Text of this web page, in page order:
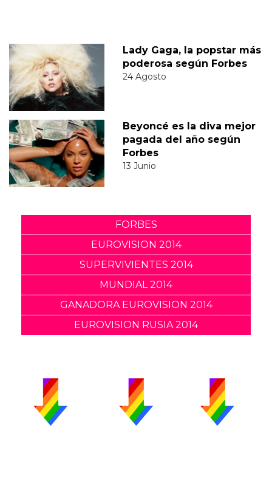
Lady Gaga, la popstar más
poderosa según Forbes
24 Agosto
Beyoncé es la diva mejor
pagada del año según
Forbes
13 Junio
FORBES
EUROVISION 2014
SUPERVIVIENTES 2014
MUNDIAL 2014
GANADORA EUROVISION 2014
EUROVISION RUSIA 2014